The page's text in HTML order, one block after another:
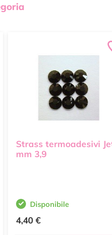
Strass termoadesivi
mm 3,9
Disponibile
4,40 €